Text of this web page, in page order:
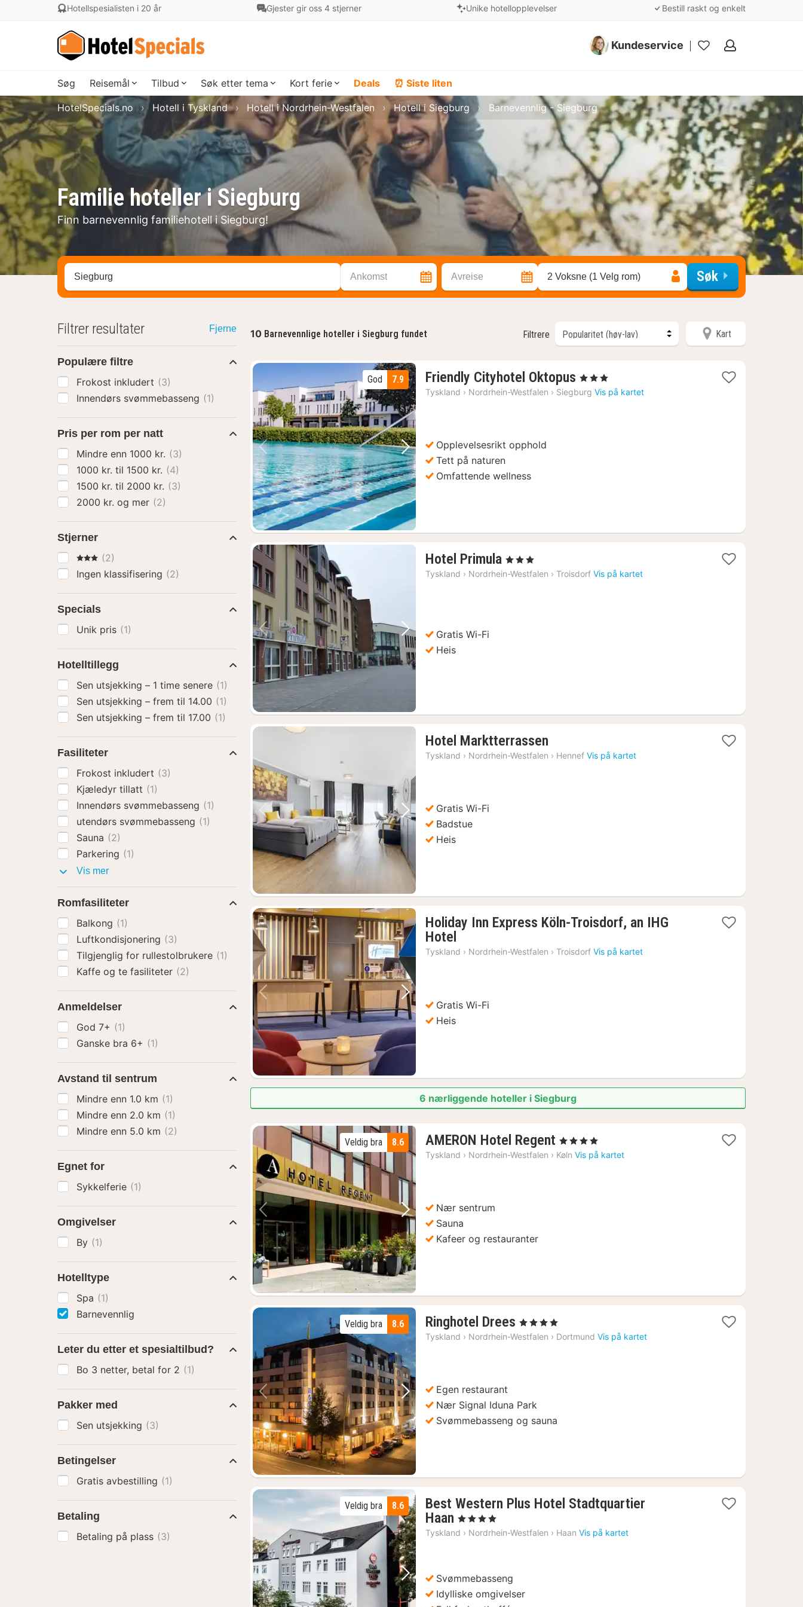
Hotellspesialisten i 20 år Gjester gir oss 4 stjerner Unike hotellopplevelser Bestill raskt og enkelt
Kundeservice
Mine
Søg Reisemål Tilbud Søk etter tema Kort ferie Deals ⏰ Siste liten
Familie hoteller i Siegburg
Finn barnevennlig familiehotell i Siegburg!
HotelSpecials.no Hotell i Tyskland Hotell i Nordrhein-Westfalen Hotell i Siegburg Barnevennlig - Siegburg
Søk hotell, region eller by Ankomst Avreise 2 Voksne (1 Velg rom) Søk
10 Barnevennlige hoteller i Siegburg fundet Filtrere Kart
Forrige bilde Neste bilde
7.9
God Friendly Cityhotel Oktopus 3
netter
, 3 Stjerner
Tyskland › Nordrhein-Westfalen › Siegburg Vis på kartet
Opplevelsesrikt opphold
Tett på naturen
Omfattende wellness
Forrige bilde Neste bilde
Hotel Primula 1
natt
, 3 Stjerner
Tyskland › Nordrhein-Westfalen › Troisdorf Vis på kartet
Gratis Wi-Fi
Heis
Forrige bilde Neste bilde
Hotel Marktterrassen
natt
Tyskland › Nordrhein-Westfalen › Hennef Vis på kartet
Gratis Wi-Fi
Badstue
Heis
Forrige bilde Neste bilde
Holiday Inn Express Köln-Troisdorf, an IHG
Hotel
natt
Tyskland › Nordrhein-Westfalen › Troisdorf Vis på kartet
Gratis Wi-Fi
Heis
6 nærliggende hoteller i Siegburg
Forrige bilde Neste bilde
8.6
Veldig bra AMERON Hotel Regent 2
netter
, 4 Stjerner
Tyskland › Nordrhein-Westfalen › Køln Vis på kartet
Nær sentrum
Sauna
Kafeer og restauranter
Forrige bilde Neste bilde
8.6
Veldig bra Ringhotel Drees 1
natt
, 4 Stjerner
Tyskland › Nordrhein-Westfalen › Dortmund Vis på kartet
Egen restaurant
Nær Signal Iduna Park
Svømmebasseng og sauna
Forrige bilde Neste bilde
8.6
Veldig bra
Best Western Plus Hotel Stadtquartier
Haan 3
netter
kr.
, 4 Stjerner
Tyskland › Nordrhein-Westfalen › Haan Vis på kartet
Svømmebasseng
Idylliske omgivelser
Filtrer resultater Fjerne
Populære filtre
Frokost inkludert (3)
Innendørs svømmebasseng (1)
Pris per rom per natt
Mindre enn 1000 kr. (3)
1000 kr. til 1500 kr. (4)
1500 kr. til 2000 kr. (3)
2000 kr. og mer (2)
Stjerner
3 Stjerner
(2)
Ingen klassifisering (2)
Specials
Unik pris (1)
Hotelltillegg
Sen utsjekking – 1 time senere (1)
Sen utsjekking – frem til 14.00 (1)
Sen utsjekking – frem til 17.00 (1)
Fasiliteter
Frokost inkludert (3)
Kjæledyr tillatt (1)
Innendørs svømmebasseng (1)
utendørs svømmebasseng (1)
Sauna (2)
Parkering (1)
Vis merFasiliteter
Romfasiliteter
Balkong (1)
Luftkondisjonering (3)
Tilgjenglig for rullestolbrukere (1)
Kaffe og te fasiliteter (2)
Anmeldelser
God 7+ (1)
Ganske bra 6+ (1)
Avstand til sentrum
Mindre enn 1.0 km (1)
Mindre enn 2.0 km (1)
Mindre enn 5.0 km (2)
Egnet for
Sykkelferie (1)
Omgivelser
By (1)
Hotelltype
Spa (1)
Barnevennlig
Leter du etter et spesialtilbud?
Bo 3 netter, betal for 2 (1)
Pakker med
Sen utsjekking (3)
Betingelser
Gratis avbestilling (1)
Betaling
Betaling på plass (3)